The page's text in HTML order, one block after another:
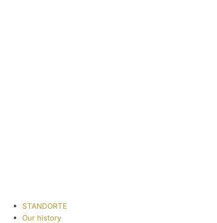
STANDORTE
Our history